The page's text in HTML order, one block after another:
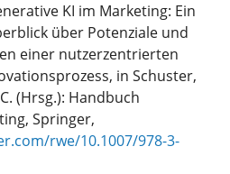
KI im Marketing: Ein
über Potenziale und
einer nutzerzentrierten
in Schuster,
(Hrsg.): Handbuch
Springer,
rwe/10.1007/978-3-